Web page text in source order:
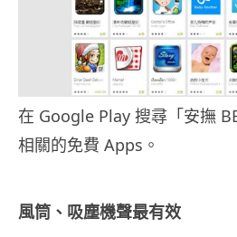
在 Google Play 搜尋「安撫
相關的免費 Apps。
風筒、吸塵機聲最有效